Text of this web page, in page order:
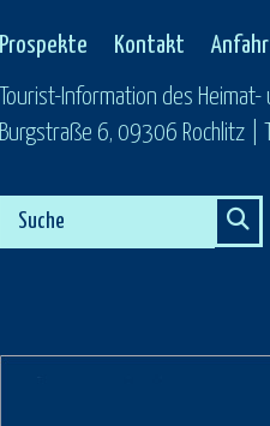
Prospekte Kontakt
Tourist-Information des
Burgstraße 6, 09306 Rochlitz